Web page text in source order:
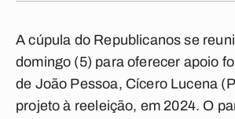
A cúpula do Republicanos se
domingo (5) para oferecer apoio
de João Pessoa, Cícero Lucena
projeto à reeleição, em 2024. O